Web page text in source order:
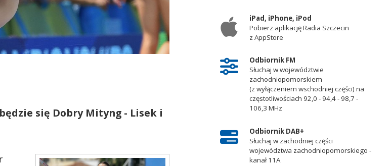
Piotr Lisek. Fot. Robert Stachnik [Radio Szczecin/Archiwum]
się Dobry Mityng - Lisek i
iPad, iPhone, iPod
Pobierz aplikację Radia Szczecin
z AppStore
Odbiornik FM
Słuchaj w województwie
zachodniopomorskiem
(z wyłączeniem wschodniej części) na
częstotliwościach 92,0 - 94,4 - 98,7 -
106,3 MHz
Odbiornik DAB+
Słuchaj w zachodniej części
województwa zachodniopomorskiego -
kanał 11A